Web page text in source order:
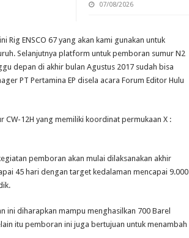
07/08/2026
Rig ENSCO 67 yang akan kami gunakan untuk
Selanjutnya platform untuk pemboran sumur N2
depan di akhir bulan Agustus 2017 sudah bisa
PT Pertamina EP disela acara Forum Editor Hulu
12H yang memiliki koordinat permukaan X :
pemboran akan mulai dilaksanakan akhir
45 hari dengan target kedalaman mencapai 9.000
ini diharapkan mampu menghasilkan 700 Barel
itu pemboran ini juga bertujuan untuk menambah